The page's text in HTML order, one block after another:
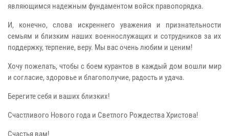
являющимся надежным фундаментом войск правопорядка.
И, конечно, слова искреннего уважения и признательности
семьям и близким наших военнослужащих и сотрудников за их
поддержку, терпение, веру. Мы вас очень любим и ценим!
Хочу пожелать, чтобы с боем курантов в каждый дом вошли мир
и согласие, здоровье и благополучие, радость и удача.
Берегите себя и ваших близких!
Счастливого Нового года и Светлого Рождества Христова!
Счастья вам!